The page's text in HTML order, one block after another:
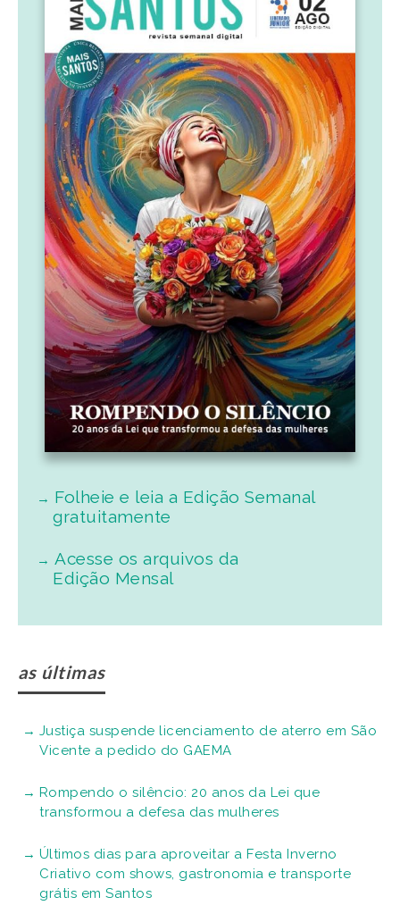
Folheie e leia a Edição Semanal
gratuitamente
Acesse os arquivos da
Edição Mensal
as últimas
Justiça suspende licenciamento de aterro em São
Vicente a pedido do GAEMA
Rompendo o silêncio: 20 anos da Lei que
transformou a defesa das mulheres
Últimos dias para aproveitar a Festa Inverno
Criativo com shows, gastronomia e transporte
grátis em Santos